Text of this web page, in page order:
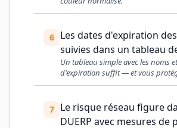
6 Les dates d'expiration
suivies dans un tableau
Un tableau simple avec les noms
d'expiration suffit — et vous
7 Le risque réseau figure
DUERP avec mesures de